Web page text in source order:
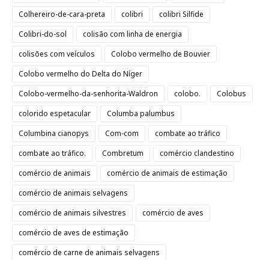
Colhereiro-de-cara-preta
colibri
colibri Silfide
Colibri-do-sol
colisão com linha de energia
colisões com veículos
Colobo vermelho de Bouvier
Colobo vermelho do Delta do Níger
Colobo-vermelho-da-senhorita-Waldron
colobo.
Colobus
colorido espetacular
Columba palumbus
Columbina cianopys
Com-com
combate ao tráfico
combate ao tráfico.
Combretum
comércio clandestino
comércio de animais
comércio de animais de estimação
comércio de animais selvagens
comércio de animais silvestres
comércio de aves
comércio de aves de estimação
comércio de carne de animais selvagens